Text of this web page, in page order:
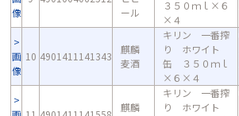
像
ール
３５０ｍｌ×６
×４
画
像
10 4901411141343
麒麟
麦酒
キリン 一番搾
り ホワイト
缶 ３５０ｍｌ
×６×４
麒麟
キリン 一番搾
り ホワイト